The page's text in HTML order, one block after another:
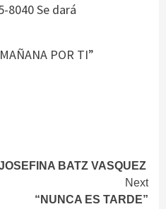
8040 Se dará
POR TI”
BATZ VASQUEZ
Next
“NUNCA ES TARDE”